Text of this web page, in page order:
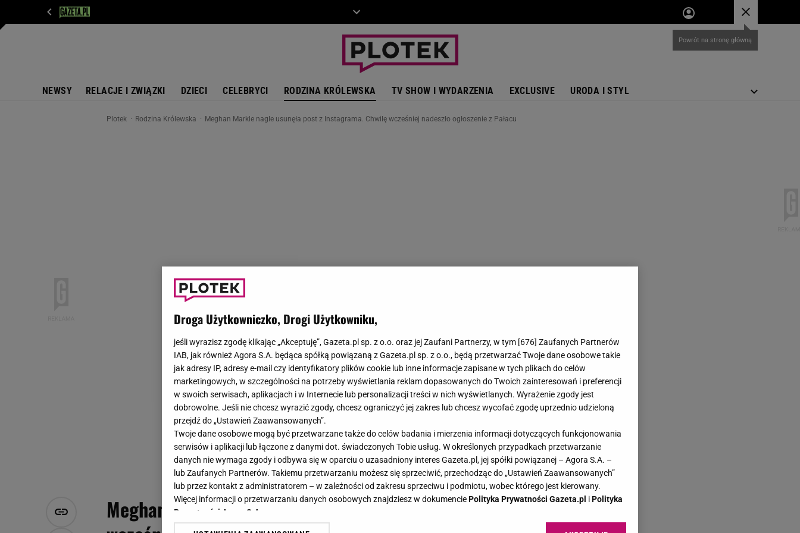
NEWSY RELACJE I ZWIĄZKI DZIECI CELEBRYCI RODZINA KRÓLEWSKA TV SHOW I WYDARZENIA EXCLUSIVE URODA I STYL
Plotek Rodzina Królewska Meghan Markle nagle usunęła post z Instagrama. Chwilę wcześniej nadeszło ogłoszenie z Pałacu
Meghan Markle nagle usunęła post z Instagrama. Chwilę
Droga Użytkowniczko, Drogi Użytkowniku,
jeśli wyrazisz zgodę klikając „Akceptuję”, Gazeta.pl sp. z o.o. oraz jej Zaufani Partnerzy, w tym [676] Zaufanych Partnerów
IAB, jak również Agora S.A. będąca spółką powiązaną z Gazeta.pl sp. z o.o., będą przetwarzać Twoje dane osobowe takie
jak adresy IP, adresy e-mail czy identyfikatory plików cookie lub inne informacje zapisane w tych plikach do celów
marketingowych, w szczególności na potrzeby wyświetlania reklam dopasowanych do Twoich zainteresowań i preferencji
w swoich serwisach, aplikacjach i w Internecie lub personalizacji treści w nich wyświetlanych. Wyrażenie zgody jest
dobrowolne. Jeśli nie chcesz wyrazić zgody, chcesz ograniczyć jej zakres lub chcesz wycofać zgodę uprzednio udzieloną
przejdź do „Ustawień Zaawansowanych”.
Twoje dane osobowe mogą być przetwarzane także do celów badania i mierzenia informacji dotyczących funkcjonowania
serwisów i aplikacji lub łączone z danymi dot. świadczonych Tobie usług. W określonych przypadkach przetwarzanie
danych nie wymaga zgody i odbywa się w oparciu o uzasadniony interes Gazeta.pl, jej spółki powiązanej – Agora S.A. –
lub Zaufanych Partnerów. Takiemu przetwarzaniu możesz się sprzeciwić, przechodząc do „Ustawień Zaawansowanych”
lub przez kontakt z administratorem – w zależności od zakresu sprzeciwu i podmiotu, wobec którego jest kierowany.
Więcej informacji o przetwarzaniu danych osobowych znajdziesz w dokumenciePolityka Prywatności Gazeta.pl iPolityka
Prywatności Agora S.A.